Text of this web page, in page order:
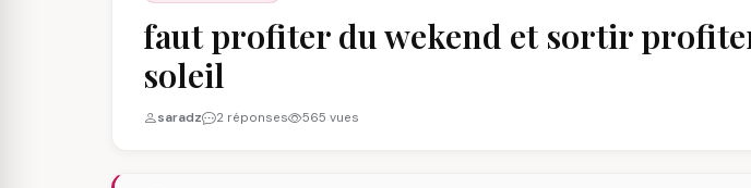
faut profiter du wekend et sortir
soleil
saradz 2 réponses 565 vues